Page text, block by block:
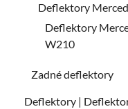
Deflektory
Deflektory
W210
Zadné deflektory
Deflektory |